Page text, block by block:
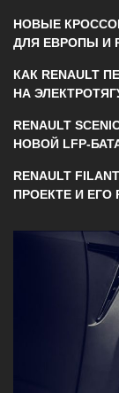
НОВЫЕ
ДЛЯ ЕВРОПЫ И
КАК RENAULT
НА
RENAULT
НОВОЙ LFP-
RENAULT
ПРОЕКТЕ И